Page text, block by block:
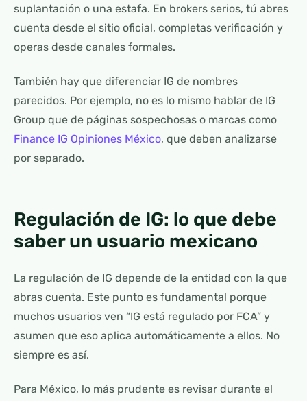
suplantación o una estafa. En brokers serios, tú abres
cuenta desde el sitio oficial, completas verificación y
operas desde canales formales.
También hay que diferenciar IG de nombres
parecidos. Por ejemplo, no es lo mismo hablar de IG
Group que de páginas sospechosas o marcas como
Finance IG Opiniones México, que deben analizarse
por separado.
Regulación de IG: lo que debe
saber un usuario mexicano
La regulación de IG depende de la entidad con la que
abras cuenta. Este punto es fundamental porque
muchos usuarios ven “IG está regulado por FCA” y
asumen que eso aplica automáticamente a ellos. No
siempre es así.
Para México, lo más prudente es revisar durante el